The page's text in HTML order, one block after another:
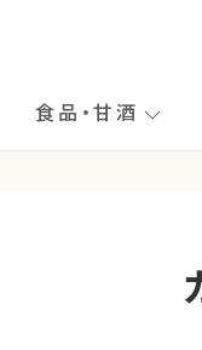
食品・甘酒